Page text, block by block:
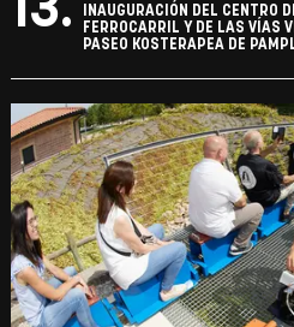
13.
INAUGURACIÓN DEL CENTRO
FERROCARRIL Y DE LAS VÍAS
PASEO KOSTERAPEA DE